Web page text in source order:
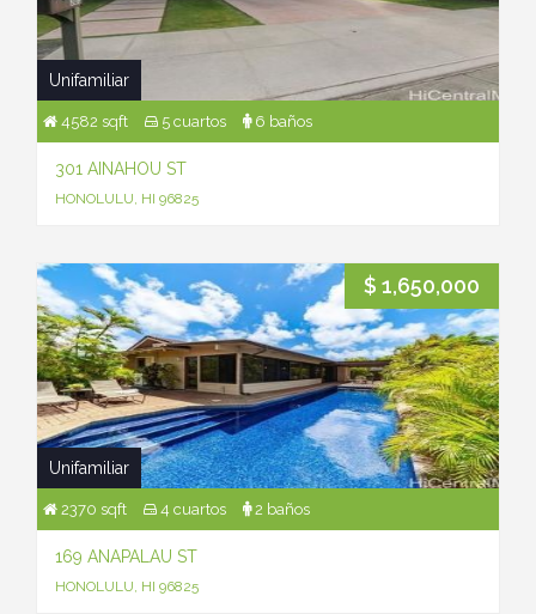
Unifamiliar
4582 sqft 5 cuartos 6 baños
301 AINAHOU ST
HONOLULU, HI 96825
$ 1,650,000
Unifamiliar
2370 sqft 4 cuartos 2 baños
169 ANAPALAU ST
HONOLULU, HI 96825